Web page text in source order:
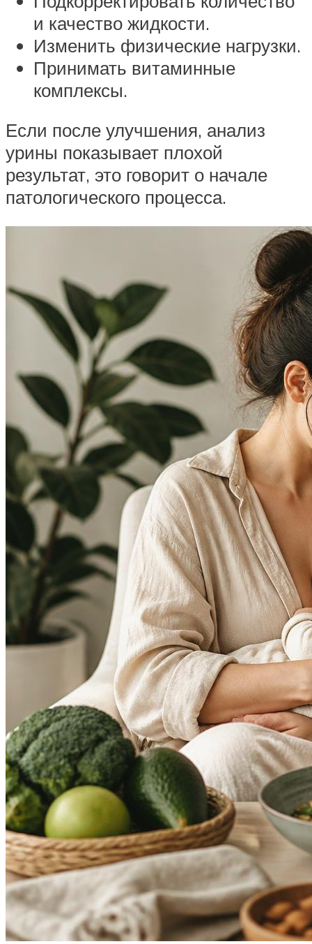
и качество жидкости.
Изменить физические нагрузки.
Принимать витаминные
комплексы.
Если после улучшения, анализ
урины показывает плохой
результат, это говорит о начале
патологического процесса.